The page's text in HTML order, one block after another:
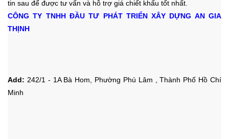
tin sau để được tư vấn và hỗ trợ giá chiết khấu tốt nhất.
CÔNG TY TNHH ĐẦU TƯ PHÁT TRIỂN XÂY DỰNG AN GIA
THỊNH
Add: 242/1 - 1A Bà Hom, Phường Phú Lâm , Thành Phố Hồ Chí
Minh